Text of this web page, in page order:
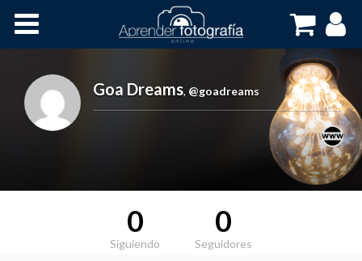
Cursos OnLine
Goa Dreams, @goadreams
0
Siguiendo
0
Seguidores